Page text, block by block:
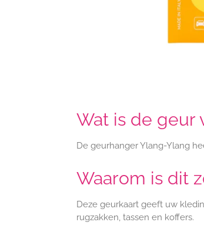
Wat is de geur
De geurhanger Ylang-Ylang
Waarom is dit
Deze geurkaart geeft uw
rugzakken, tassen en koffers.